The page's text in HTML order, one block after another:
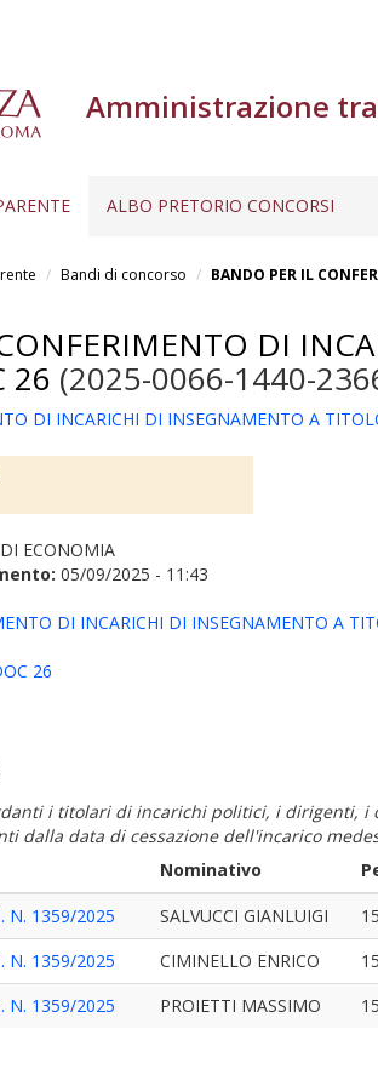
Amministrazione
ALBO PRETORIO CONCORSI
Bandi di concorso BANDO PER IL
DI
26 (2025-0066-1440-
DI INCARICHI DI INSEGNAMENTO A
ECONOMIA
05/09/2025 - 11:43
DI INCARICHI DI INSEGNAMENTO A
26
i titolari di incarichi politici, i dirigenti,
dalla data di cessazione dell'incarico
Nominativo
N. 1359/2025
SALVUCCI GIANLUIGI
N. 1359/2025
CIMINELLO ENRICO
N. 1359/2025
PROIETTI MASSIMO